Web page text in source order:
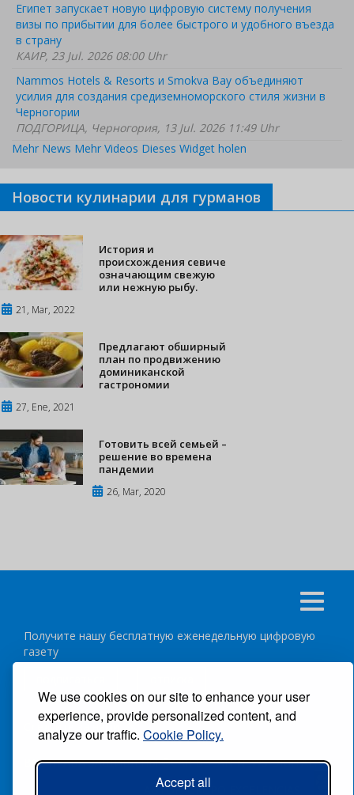
We use cookies on our site to enhance your user
experience, provide personalized content, and
analyze our traffic. Cookie Policy.
Accept all
Египет запускает новую цифровую систему получения
визы по прибытии для более быстрого и удобного въезда
в страну
КАИР, 23 Jul. 2026 08:00 Uhr
Nammos Hotels & Resorts и Smokva Bay объединяют
усилия для создания средиземноморского стиля жизни в
Черногории
ПОДГОРИЦА, Черногория, 13 Jul. 2026 11:49 Uhr
Mehr News Mehr Videos Dieses Widget holen
Новости кулинарии для гурманов
История и
происхождения севиче
означающим свежую
или нежную рыбу.
21, Mar, 2022
Предлагают обширный
план по продвижению
доминиканской
гастрономии
27, Ene, 2021
Готовить всей семьей –
решение во времена
пандемии
26, Mar, 2020
Получите нашу бесплатную еженедельную цифровую
газету
Следуйте за нами:
ВСЕ ПРАВА ЗАЩИЩЕНЫ ®CARIBBEAN NEWS DIGITAL.
АВТОР:GRUPO EXCELENCIAS.